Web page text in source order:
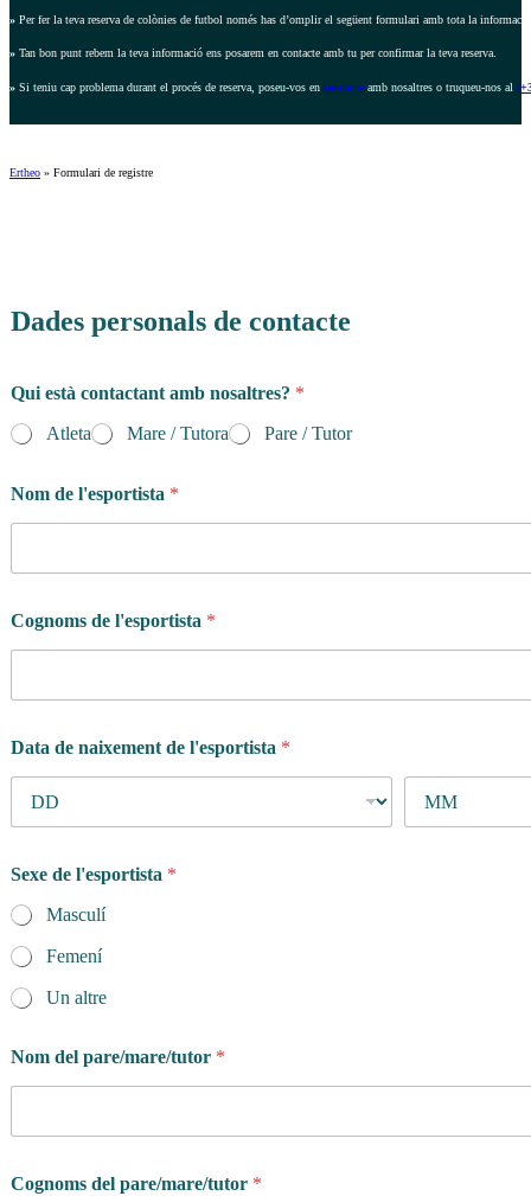
» Per fer la teva reserva de colònies de futbol només has d’omplir el següent formulari amb tota la
» Tan bon punt rebem la teva informació ens posarem en contacte amb tu per confirmar la teva reserva.
» Si teniu cap problema durant el procés de reserva, poseu-vos en contacte amb nosaltres o truqueu-nos al
Ertheo » Formulari de registre
Dades personals de contacte
Qui està contactant amb nosaltres? *
Atleta
Mare / Tutora Pare / Tutor
Nom de l'esportista *
Cognoms de l'esportista *
Data de naixement de l'esportista *
Sexe de l'esportista *
Masculí
Femení
Un altre
Nom del pare/mare/tutor *
Cognoms del pare/mare/tutor *